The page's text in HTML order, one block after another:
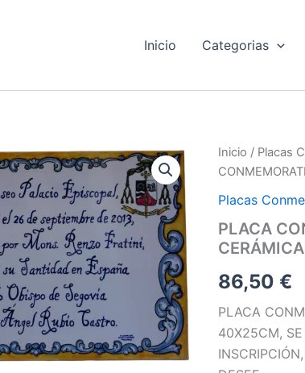
Inicio Categorias
Inicio / Placas
Placas
PLACA
CERÁMICA
86,50 €
PLACA
40X25CM,